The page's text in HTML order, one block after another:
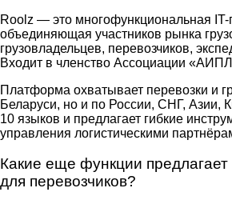
Roolz — это многофункциональная
объединяющая участников рынка
грузовладельцев, перевозчиков,
Входит в членство Ассоциации
Платформа охватывает перевозки и
Беларуси, но и по России, СНГ, Азии,
10 языков и предлагает гибкие
управления логистическими
Какие еще функции
для перевозчиков?